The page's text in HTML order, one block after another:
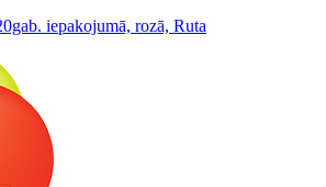
iepakojumā, rozā, Ruta